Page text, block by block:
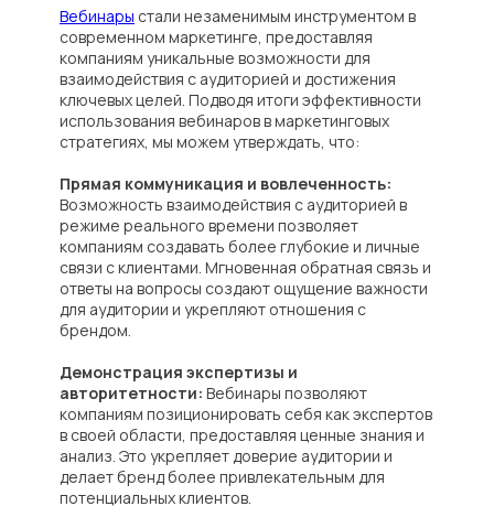
Вебинары стали незаменимым инструментом в
современном маркетинге, предоставляя
компаниям уникальные возможности для
взаимодействия с аудиторией и достижения
ключевых целей. Подводя итоги эффективности
использования вебинаров в маркетинговых
стратегиях, мы можем утверждать, что:
Прямая коммуникация и вовлеченность:
Возможность взаимодействия с аудиторией в
режиме реального времени позволяет
компаниям создавать более глубокие и личные
связи с клиентами. Мгновенная обратная связь и
ответы на вопросы создают ощущение важности
для аудитории и укрепляют отношения с
брендом.
Демонстрация экспертизы и
авторитетности: Вебинары позволяют
компаниям позиционировать себя как экспертов
в своей области, предоставляя ценные знания и
анализ. Это укрепляет доверие аудитории и
делает бренд более привлекательным для
потенциальных клиентов.
Отправить →
+7 901 417 14 20
ropsharingru@gmail.com
Создание и продвижение сайта:
profitteam.proиmarketing-optom.ru